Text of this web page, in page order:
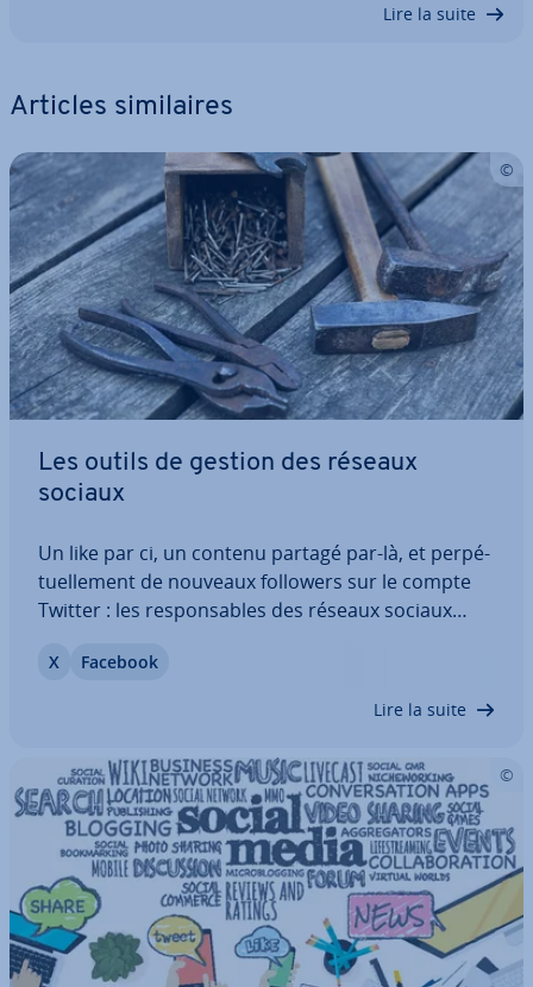
Lire la suite
Articles si­mi­laires
Les outils de gestion des réseaux
sociaux
Un like par ci, un contenu partagé par-là, et per­pé­
tuel­le­ment de nouveaux followers sur le compte
Twitter : les res­pon­sables des réseaux sociaux
peuvent avoir une grande im­por­tance pour le
succès d’une en­tre­prise. De plus, le contenu…
X Facebook
Lire la suite